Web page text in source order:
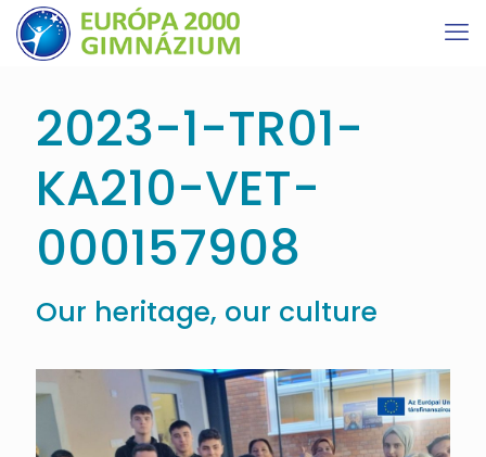
2023-1-TR01-
KA210-VET-
000157908
Our heritage, our culture